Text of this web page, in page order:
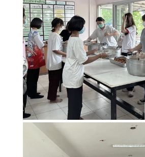
Search
for:
Search